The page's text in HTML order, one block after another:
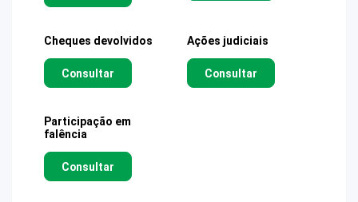
Cheques devolvidos
Consultar
Ações judiciais
Consultar
Participação em
falência
Consultar